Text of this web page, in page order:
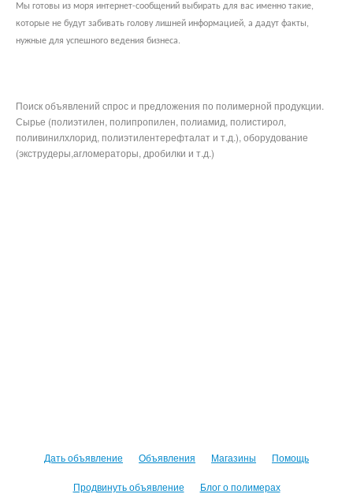
Мы готовы из моря интернет-сообщений выбирать для вас именно такие,
которые не будут забивать голову лишней информацией, а дадут факты,
нужные для успешного ведения бизнеса.
Поиск объявлений спрос и предложения по полимерной продукции.
Сырье (полиэтилен, полипропилен, полиамид, полистирол,
поливинилхлорид, полиэтилентерефталат и т.д.), оборудование
(экструдеры,агломераторы, дробилки и т.д.)
Дать объявление Объявления Магазины Помощь
Продвинуть объявление
Блог о полимерах